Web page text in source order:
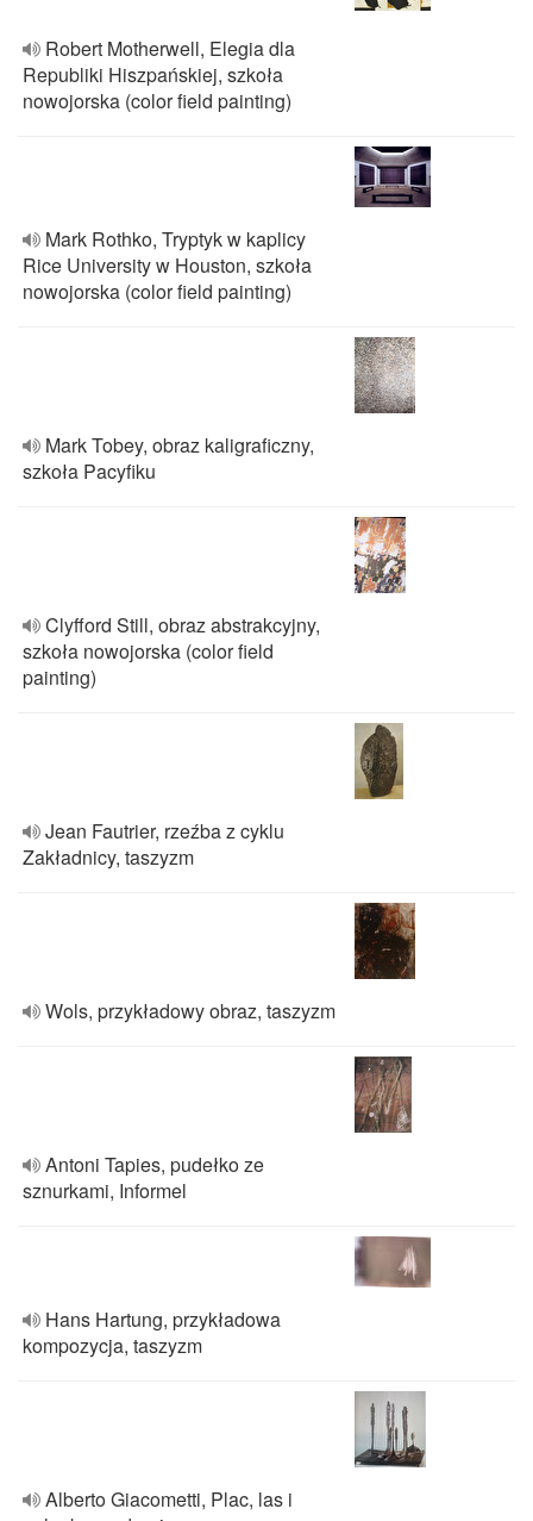
Robert Motherwell, Elegia dla
Republiki Hiszpańskiej, szkoła
nowojorska (color field painting)
Mark Rothko, Tryptyk w kaplicy
Rice University w Houston, szkoła
nowojorska (color field painting)
Mark Tobey, obraz kaligraficzny,
szkoła Pacyfiku
Clyfford Still, obraz abstrakcyjny,
szkoła nowojorska (color field
painting)
Jean Fautrier, rzeźba z cyklu
Zakładnicy, taszyzm
Wols, przykładowy obraz, taszyzm
Antoni Tapies, pudełko ze
sznurkami, Informel
Hans Hartung, przykładowa
kompozycja, taszyzm
Alberto Giacometti, Plac, las i